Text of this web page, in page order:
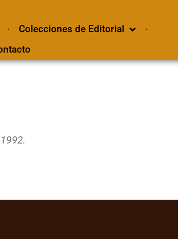
Colecciones de Editorial
1992.